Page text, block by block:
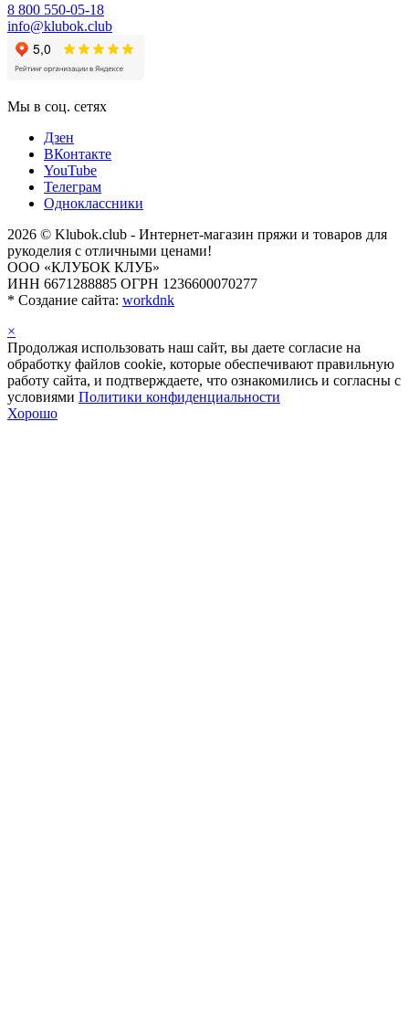
8 800 550-05-18
info@klubok.club
Мы в соц. сетях
Дзен
ВКонтакте
YouTube
Телеграм
Одноклассники
2026 © Klubok.club - Интернет-магазин пряжи и товаров для
рукоделия с отличными ценами!
ООО «КЛУБОК КЛУБ»
ИНН 6671288885 ОГРН 1236600070277
* Создание сайта: workdnk
×
Продолжая использовать наш сайт, вы даете согласие на
обработку файлов cookie, которые обеспечивают правильную
работу сайта, и подтверждаете, что ознакомились и согласны с
условиями Политики конфиденциальности
Хорошо